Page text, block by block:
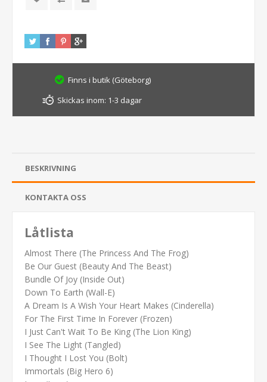
Finns i butik (Göteborg)
Skickas inom: 1-3 dagar
BESKRIVNING
KONTAKTA OSS
Låtlista
Almost There (The Princess And The Frog)
Be Our Guest (Beauty And The Beast)
Bundle Of Joy (Inside Out)
Down To Earth (Wall-E)
A Dream Is A Wish Your Heart Makes (Cinderella)
For The First Time In Forever (Frozen)
I Just Can't Wait To Be King (The Lion King)
I See The Light (Tangled)
I Thought I Lost You (Bolt)
Immortals (Big Hero 6)